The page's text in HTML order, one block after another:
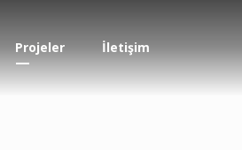
Projeler İletişim